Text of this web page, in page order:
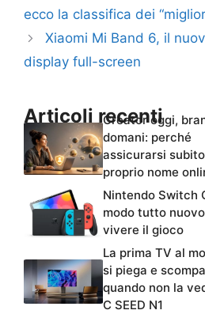
ecco la classifica dei
Xiaomi Mi Band 6, il
display full-screen
Articoli recenti
Creator oggi,
domani: perché
assicurarsi
proprio nome
Nintendo Switch
modo tutto
vivere il gioco
La prima TV al
si piega e
quando non la
C SEED N1